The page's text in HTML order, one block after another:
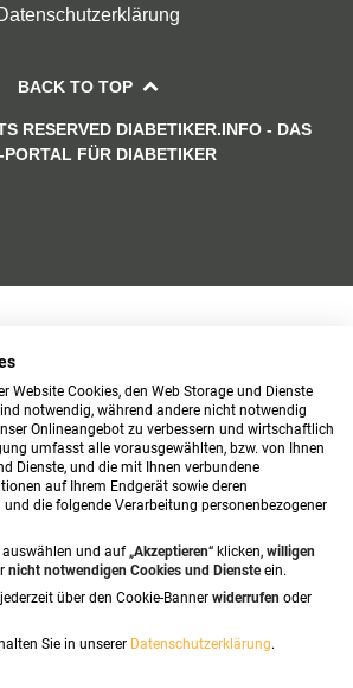
BACK TO TOP
RESERVED DIABETIKER.INFO - DAS
PORTAL FÜR DIABETIKER
Website Cookies, den Web Storage und Dienste
notwendig, während andere nicht notwendig
Onlineangebot zu verbessern und wirtschaftlich
umfasst alle vorausgewählten, bzw. von Ihnen
Dienste, und die mit Ihnen verbundene
auf Ihrem Endgerät sowie deren
die folgende Verarbeitung personenbezogener
und auf „Akzeptieren“ klicken, willigen
nicht notwendigen Cookies und Diensteein.
über den Cookie-Banner widerrufen oder
Sie in unserer Datenschutzerklärung.